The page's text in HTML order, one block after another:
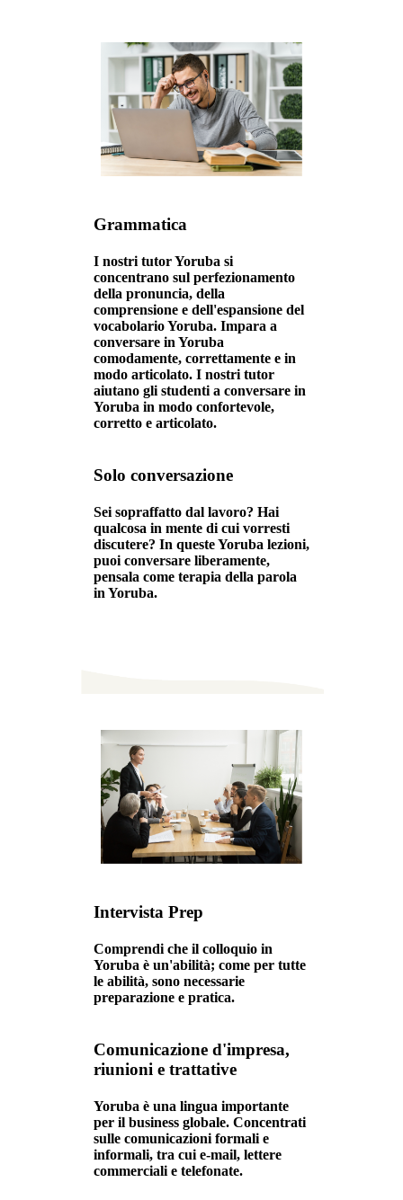
Grammatica
I nostri tutor Yoruba si
concentrano sul perfezionamento
della pronuncia, della
comprensione e dell'espansione del
vocabolario Yoruba. Impara a
conversare in Yoruba
comodamente, correttamente e in
modo articolato. I nostri tutor
aiutano gli studenti a conversare in
Yoruba in modo confortevole,
corretto e articolato.
Solo conversazione
Sei sopraffatto dal lavoro? Hai
qualcosa in mente di cui vorresti
discutere? In queste Yoruba lezioni,
puoi conversare liberamente,
pensala come terapia della parola
in Yoruba.
Intervista Prep
Comprendi che il colloquio in
Yoruba è un'abilità; come per tutte
le abilità, sono necessarie
preparazione e pratica.
Comunicazione d'impresa,
riunioni e trattative
Yoruba è una lingua importante
per il business globale. Concentrati
sulle comunicazioni formali e
informali, tra cui e-mail, lettere
commerciali e telefonate.